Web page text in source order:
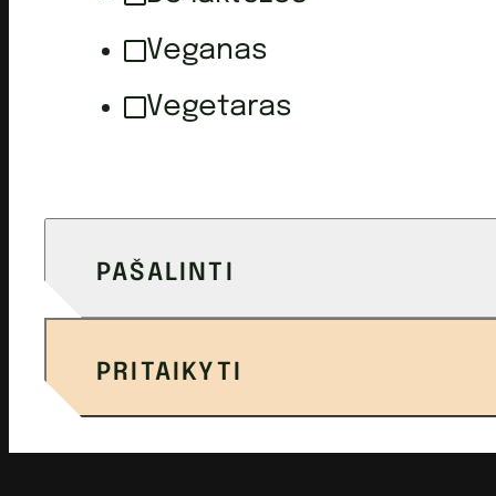
Veganas
Vegetaras
PAŠALINTI
PRITAIKYTI